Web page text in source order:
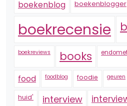
boekenblog boekenblogger
boekrecensie
boekreviews books
food foodblog foodie geuren
huid' interview